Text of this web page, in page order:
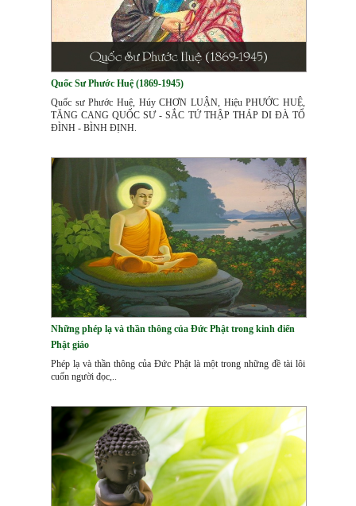
Quốc Sư Phước Huệ (1869-1945)
Quốc sư Phước Huệ, Húy CHƠN LUẬN, Hiệu PHƯỚC HUỆ,
TĂNG CANG QUỐC SƯ - SẮC TỨ THẬP THÁP DI ĐÀ TỔ
ĐÌNH - BÌNH ĐỊNH.
Những phép lạ và thần thông của Đức Phật trong kinh điển
Phật giáo
Phép lạ và thần thông của Đức Phật là một trong những đề tài lôi
cuốn người đọc,..